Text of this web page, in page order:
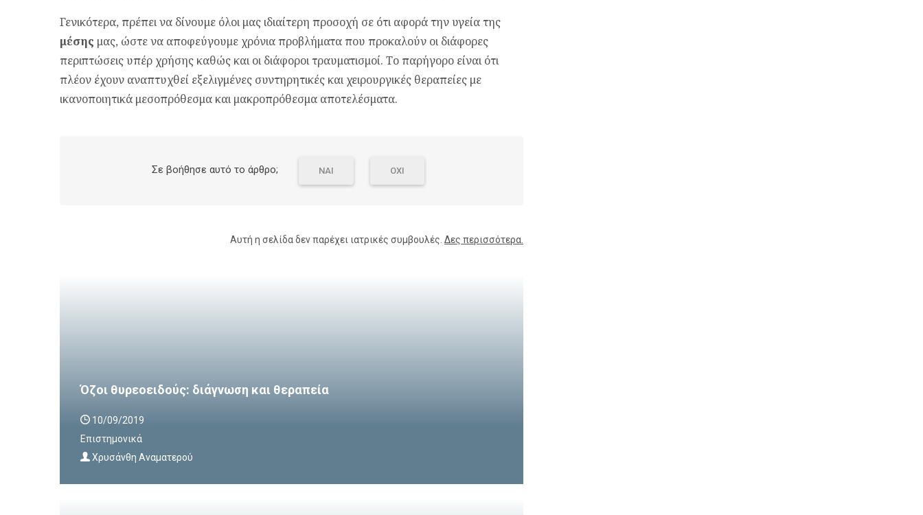
Γενικότερα, πρέπει να δίνουμε όλοι μας ιδιαίτερη προσοχή σε ότι αφορά την υγεία της
μέσης μας, ώστε να αποφεύγουμε χρόνια προβλήματα που προκαλούν οι διάφορες
περιπτώσεις υπέρ χρήσης καθώς και οι διάφοροι τραυματισμοί. Το παρήγορο είναι ότι
πλέον έχουν αναπτυχθεί εξελιγμένες συντηρητικές και χειρουργικές θεραπείες με
ικανοποιητικά μεσοπρόθεσμα και μακροπρόθεσμα αποτελέσματα.
Σε βοήθησε αυτό το άρθρο; ΝΑΙ ΟΧΙ
Αυτή η σελίδα δεν παρέχει ιατρικές συμβουλές. Δες περισσότερα.
Όζοι θυρεοειδούς: διάγνωση και θεραπεία
10/09/2019
Επιστημονικά
Χρυσάνθη Αναματερού